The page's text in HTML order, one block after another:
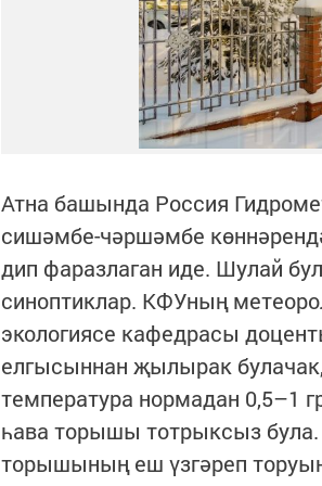
Атна башында Россия
сишәмбе-чәршәмбе
дип фаразлаган иде. Шулай
синоптиклар. КФУның
экологиясе кафедрасы
елгысыннан җылырак
температура нормадан 0,5–1
һава торышы тотрыксыз
торышының еш үзгәреп